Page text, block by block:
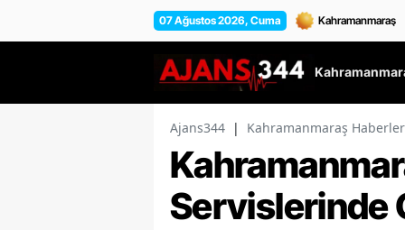
07 Ağustos 2026, Cuma
Ajans344 | Kahramanmaraş
Servislerinde